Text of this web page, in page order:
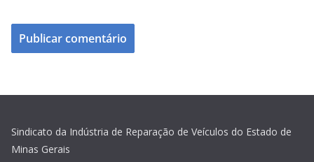
Sindicato da Indústria de Reparação de Veículos do Estado de
Minas Gerais